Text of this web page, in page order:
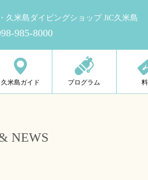
久米島ダイビングショップ JiC久米島
985-8000
久米島ガイド プログラム
NEWS